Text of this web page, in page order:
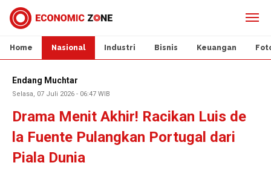
Home Nasional Industri Bisnis Keuangan
Endang Muchtar
Selasa, 07 Juli 2026 - 06:47 WIB
Drama Menit Akhir! Racikan Luis de
la Fuente Pulangkan Portugal dari
Piala Dunia